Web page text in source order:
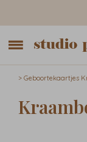
> Geboortekaartjes